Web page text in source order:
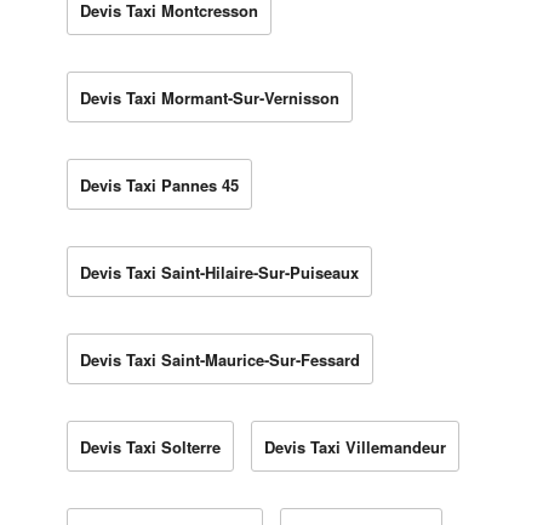
Devis Taxi Montcresson
Devis Taxi Mormant-Sur-Vernisson
Devis Taxi Pannes 45
Devis Taxi Saint-Hilaire-Sur-Puiseaux
Devis Taxi Saint-Maurice-Sur-Fessard
Devis Taxi Solterre Devis Taxi Villemandeur